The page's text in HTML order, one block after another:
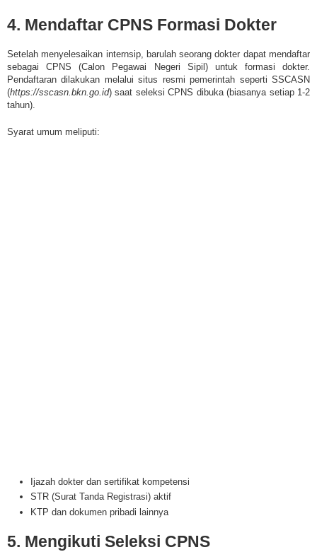
4. Mendaftar CPNS Formasi Dokter
Setelah menyelesaikan internsip, barulah seorang dokter dapat mendaftar
sebagai CPNS (Calon Pegawai Negeri Sipil) untuk formasi dokter.
Pendaftaran dilakukan melalui situs resmi pemerintah seperti SSCASN
(https://sscasn.bkn.go.id) saat seleksi CPNS dibuka (biasanya setiap 1-2
tahun).
Syarat umum meliputi:
Ijazah dokter dan sertifikat kompetensi
STR (Surat Tanda Registrasi) aktif
KTP dan dokumen pribadi lainnya
5. Mengikuti Seleksi CPNS